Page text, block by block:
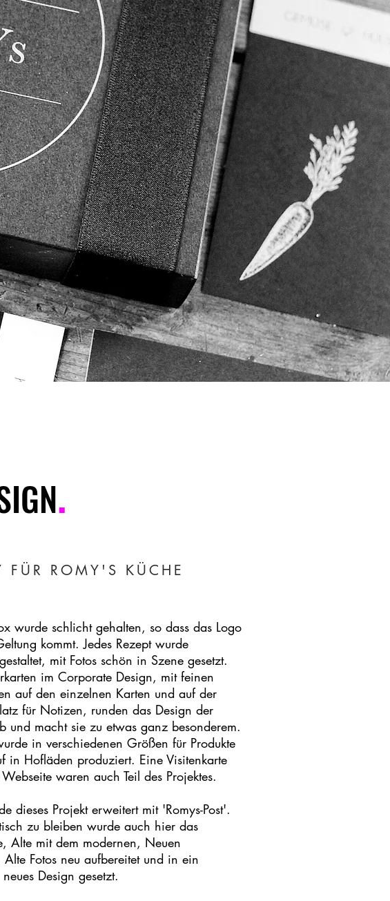
.
FÜR ROMY'S KÜCHE
wurde schlicht gehalten, so dass das Logo
kommt. Jedes Rezept wurde
mit Fotos schön in Szene gesetzt.
im Corporate Design, mit feinen
auf den einzelnen Karten und auf der
für Notizen, runden das Design der
und macht sie zu etwas ganz besonderem.
in verschiedenen Größen für Produkte
in Hofläden produziert. Eine Visitenkarte
waren auch Teil des Projektes.
dieses Projekt erweitert mit 'Romys-Post'.
zu bleiben wurde auch hier das
Alte mit dem modernen, Neuen
Alte Fotos neu aufbereitet und in ein
Design gesetzt.